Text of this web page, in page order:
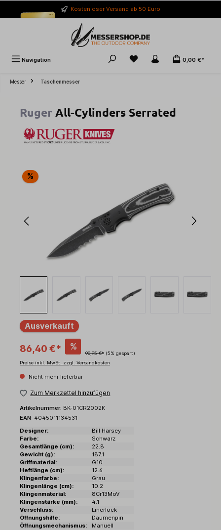
Kostenloser Versand ab 50 Euro
Navigation 0,00 €*
Messer Taschenmesser
Ruger All-Cylinders Serrated
Bildergalerie überspringen
%
Ausverkauft
86,40 €* %
90,95 €* (5% gespart)
Preise inkl. MwSt. zzgl. Versandkosten
Nicht mehr lieferbar
Zum Merkzettel hinzufügen
Artikelnummer: BK-01CR2002K
EAN: 4045011134531
Designer:
Bill Harsey
Farbe:
Schwarz
Gesamtlänge (cm):
22.8
Gewicht (g):
187.1
Griffmaterial:
G10
Heftlänge (cm):
12.6
Klingenfarbe:
Grau
Klingenlänge (cm):
10.2
Klingenmaterial:
8Cr13MoV
Klingenstärke (mm):
4.1
Verschluss:
Linerlock
Öffnungshilfe:
Daumenpin
Öffnungsmechanismus:
Manuell